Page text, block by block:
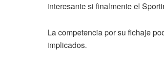
interesante si finalmente el
La competencia por su fichaje
implicados.